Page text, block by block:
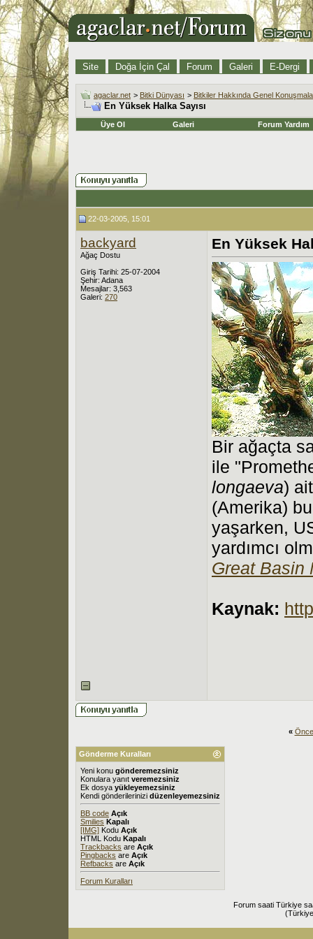
Site Doğa İçin Çal Forum Galeri E-Dergi
agaclar.net > Bitki Dünyası > Bitkiler Hakkında Genel
En Yüksek Halka Sayısı
Üye Ol Galeri Forum Yardım
22-03-2005, 15:01
backyard
Ağaç Dostu
Giriş Tarihi: 25-07-2004
Şehir: Adana
Mesajlar: 3,563
Galeri: 270
En Yüksek
Bir ağaçta
ile
longaeva)
(Amerika)
yaşarken,
yardımcı
Great Basin
Kaynak:
«
Gönderme Kuralları
Yeni konu gönderemezsiniz
Konulara yanıt veremezsiniz
Ek dosya yükleyemezsiniz
Kendi gönderilerinizi düzenleyemezsiniz
BB code Açık
Smilies Kapalı
[IMG] Kodu Açık
HTML Kodu Kapalı
Trackbacks are Açık
Pingbacks are Açık
Refbacks are Açık
Forum Kuralları
Forum saati Türkiye